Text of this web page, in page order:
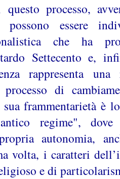
processo,
possono essere
che ha
Settecento e,
rappresenta
processo di
frammentarietà è
regime",
autonomia,
volta, i caratteri
e di